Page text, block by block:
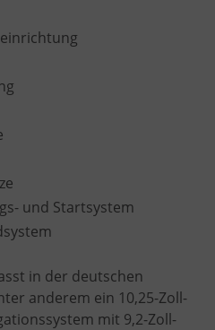
und Startsystem
in der deutschen
anderem ein 10,25-Zoll-
mit 9,2-Zoll-